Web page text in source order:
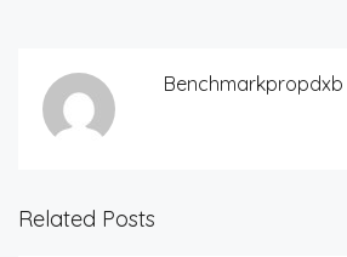
Benchmarkpropdxb
Related Posts